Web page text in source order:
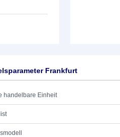
Frankfurt
handelbare Einheit